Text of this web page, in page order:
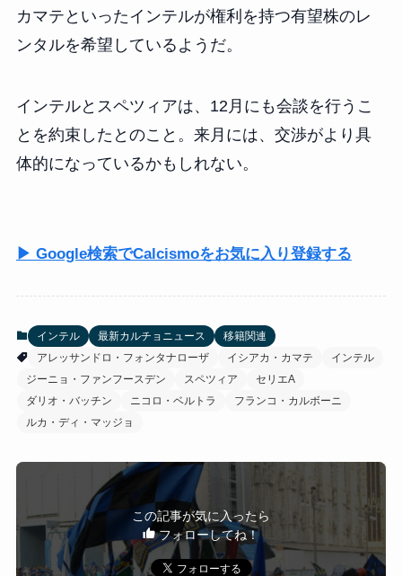
カマテといったインテルが権利を持つ有望株のレ
ンタルを希望しているようだ。
インテルとスペツィアは、12月にも会談を行うこ
とを約束したとのこと。来月には、交渉がより具
体的になっているかもしれない。
▶ Google検索でCalcismoをお気に入り登録する
インテル 最新カルチョニュース
移籍関連
アレッサンドロ・フォンタナローザ
イシアカ・カマテ
インテル
ジーニョ・ファンフースデン
スペツィア
セリエA
ダリオ・バッチン
ニコロ・ベルトラ
フランコ・カルボーニ
ルカ・ディ・マッジョ
この記事が気に入ったら
フォローしてね！